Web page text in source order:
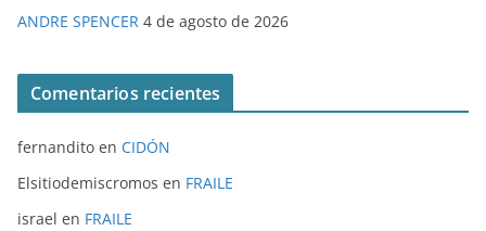
ANDRE SPENCER 4 de agosto de 2026
Comentarios recientes
fernandito en CIDÓN
Elsitiodemiscromos en FRAILE
israel en FRAILE